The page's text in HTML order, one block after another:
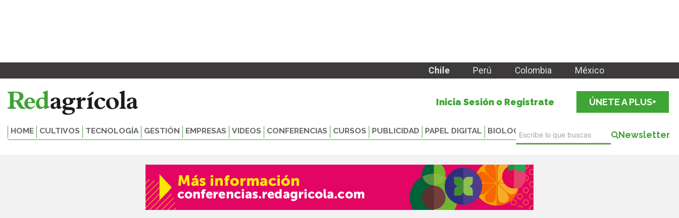
Chile Perú Colombia México
Inicia Sesión o Registrate ÚNETE A PLUS+
HOME CULTIVOS TECNOLOGÍA GESTIÓN EMPRESAS VIDEOS CONFERENCIAS CURSOS PUBLICIDAD PAPEL DIGITAL BIOLOGICALS Newsletter